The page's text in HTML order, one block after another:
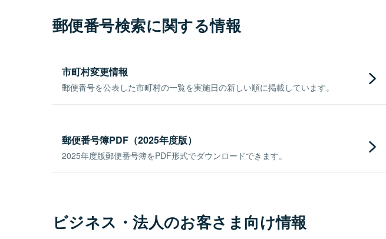
郵便番号検索に関する情報
市町村変更情報
郵便番号を公表した市町村の一覧を実施日の新しい順に掲載しています。
郵便番号簿PDF（2025年度版）
2025年度版郵便番号簿をPDF形式でダウンロードできます。
ビジネス・法人のお客さま向け情報